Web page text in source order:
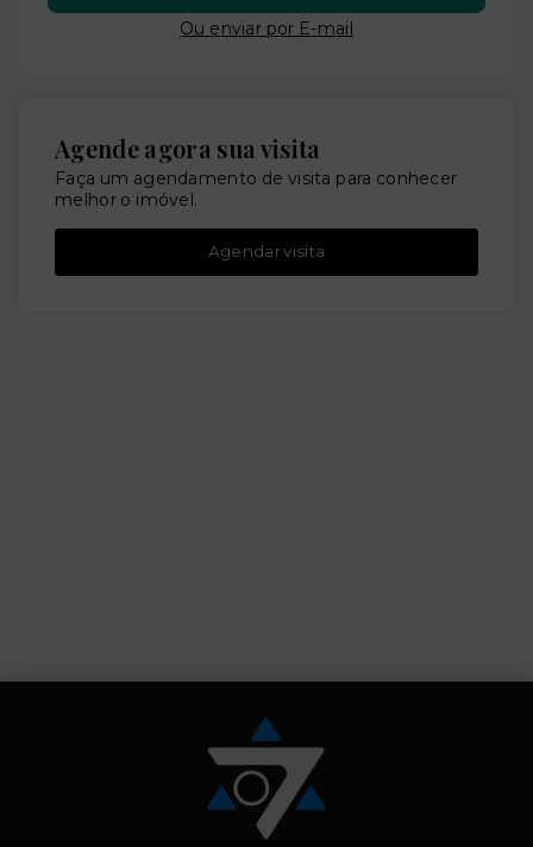
Ou enviar por E-mail
Agende agora sua visita
Faça um agendamento de visita para conhecer
melhor o imóvel.
Agendar visita